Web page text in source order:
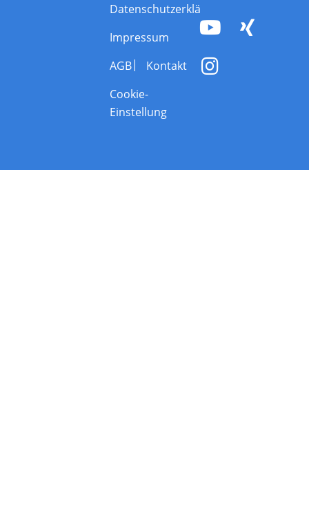
Datenschutzerklärung
Impressum
AGB
Kontakt
Cookie-
Einstellung